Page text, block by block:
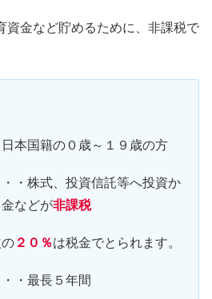
資金など貯めるために、非課税で
本国籍の０歳～１９歳の方
・株式、投資信託等へ投資か
などが非課税
２０％は税金でとられます。
・最長５年間